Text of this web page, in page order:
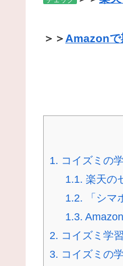
＞＞Amazonで
1. コイズミの
1.1. 楽天の
1.2. 「シマ
1.3.
2. コイズミ学
3. コイズミの